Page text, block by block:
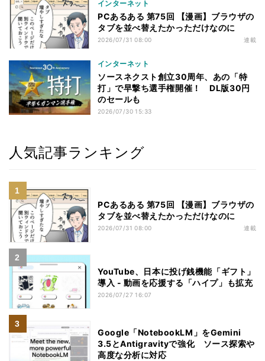
インターネット
PCあるある 第75回 【漫画】ブラウザの
タブを並べ替えたかっただけなのに
2026/07/31 08:00 連載
インターネット
ソースネクスト創立30周年、あの「特
打」で早撃ち選手権開催！ DL版30円
のセールも
2026/07/30 15:33
人気記事ランキング
PCあるある 第75回 【漫画】ブラウザの
タブを並べ替えたかっただけなのに
2026/07/31 08:00 連載
YouTube、日本に投げ銭機能「ギフト」
導入 - 動画を応援する「ハイプ」も拡充
2026/07/27 16:07
Google「NotebookLM」をGemini
3.5とAntigravityで強化 ソース探索や
高度な分析に対応